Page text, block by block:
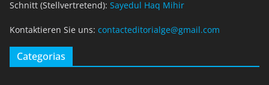
Schnitt (Stellvertretend): Sayedul Haq Mihir
Kontaktieren Sie uns: contacteditorialge@gmail.com
Categorias